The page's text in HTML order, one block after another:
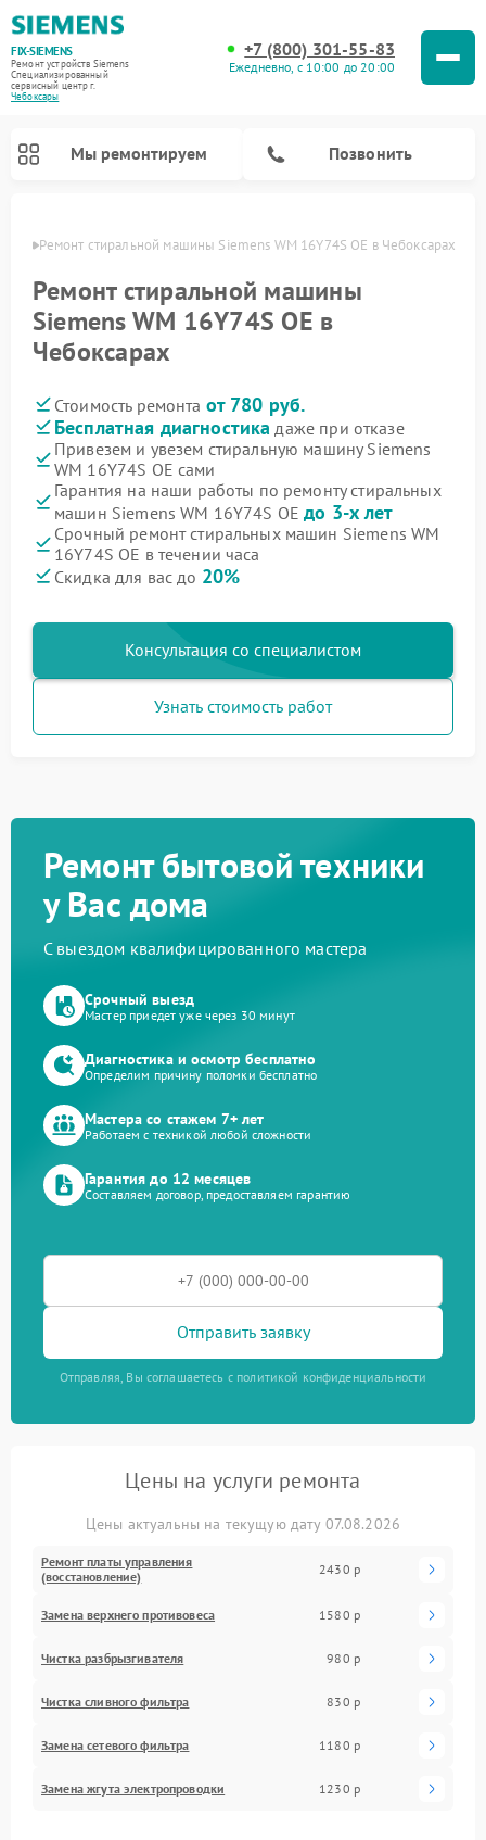
FIX-SIEMENS
Ремонт устройств Siemens
Специализированный
cервисный центр г.
Чебоксары
+7 (800) 301-55-83
Ежедневно, с 10:00 до 20:00
Мы ремонтируем Позвонить
Ремонт стиральной машины Siemens WM 16Y74S OE в Чебоксарах
Ремонт стиральной машины
Siemens WM 16Y74S OE в
Чебоксарах
Стоимость ремонта от 780 руб.
Бесплатная диагностика даже при отказе
Привезем и увезем стиральную машину Siemens
WM 16Y74S OE сами
Гарантия на наши работы по ремонту стиральных
машин Siemens WM 16Y74S OEдо 3-х лет
Срочный ремонт стиральных машин Siemens WM
16Y74S OE в течении часа
Скидка для вас до 20%
Консультация со специалистом
Узнать стоимость работ
Ремонт бытовой техники
у Вас дома
С выездом квалифицированного мастера
Срочный выезд
Мастер приедет уже через 30 минут
Диагностика и осмотр бесплатно
Определим причину поломки бесплатно
Мастера со стажем 7+ лет
Работаем с техникой любой сложности
Гарантия до 12 месяцев
Составляем договор, предоставляем гарантию
Отправить заявку
Отправляя, Вы соглашаетесь с политикой конфиденциальности
Цены на услуги ремонта
Цены актуальны на текущую дату 07.08.2026
Ремонт платы управления
(восстановление)
2430 р
Замена верхнего противовеса 1580 р
Чистка разбрызгивателя 980 р
Чистка сливного фильтра 830 р
Замена сетевого фильтра 1180 р
Замена жгута электропроводки 1230 р